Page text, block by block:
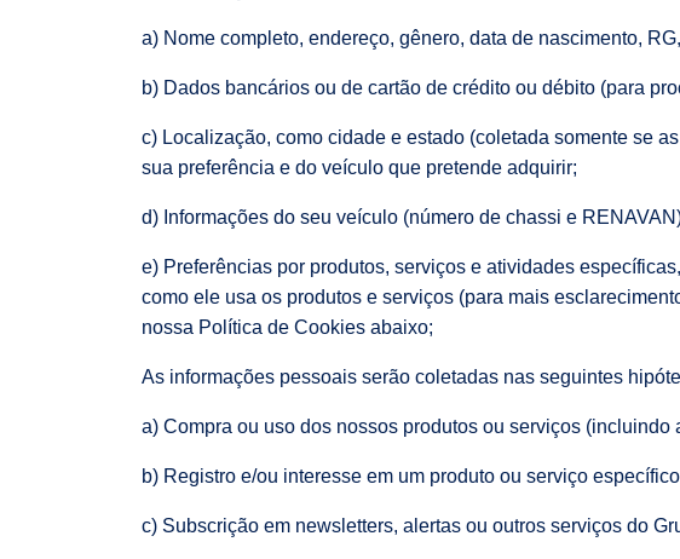
a) Nome completo, endereço, gênero, data de nascimento,
b) Dados bancários ou de cartão de crédito ou débito (para
c) Localização, como cidade e estado (coletada somente se
sua preferência e do veículo que pretende adquirir;
d) Informações do seu veículo (número de chassi e
e) Preferências por produtos, serviços e atividades
como ele usa os produtos e serviços (para mais
nossa Política de Cookies abaixo;
As informações pessoais serão coletadas nas seguintes
a) Compra ou uso dos nossos produtos ou serviços
b) Registro e/ou interesse em um produto ou serviço
c) Subscrição em newsletters, alertas ou outros serviços do